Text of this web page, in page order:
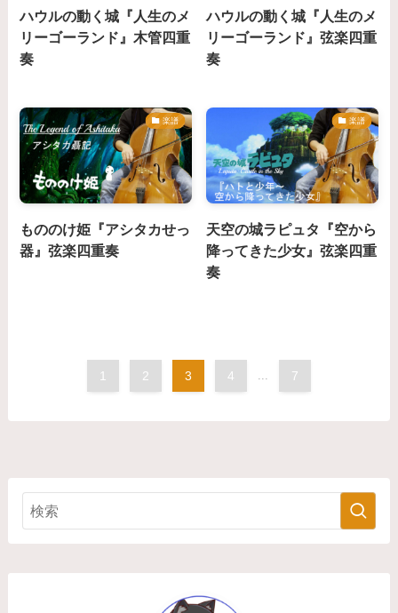
ハウルの動く城『人生のメ
リーゴーランド』木管四重
奏
ハウルの動く城『人生のメ
リーゴーランド』弦楽四重
奏
楽譜
もののけ姫『アシタカせっ
器』弦楽四重奏
楽譜
天空の城ラピュタ『空から
降ってきた少女』弦楽四重
奏
1 2 3 4 ... 7